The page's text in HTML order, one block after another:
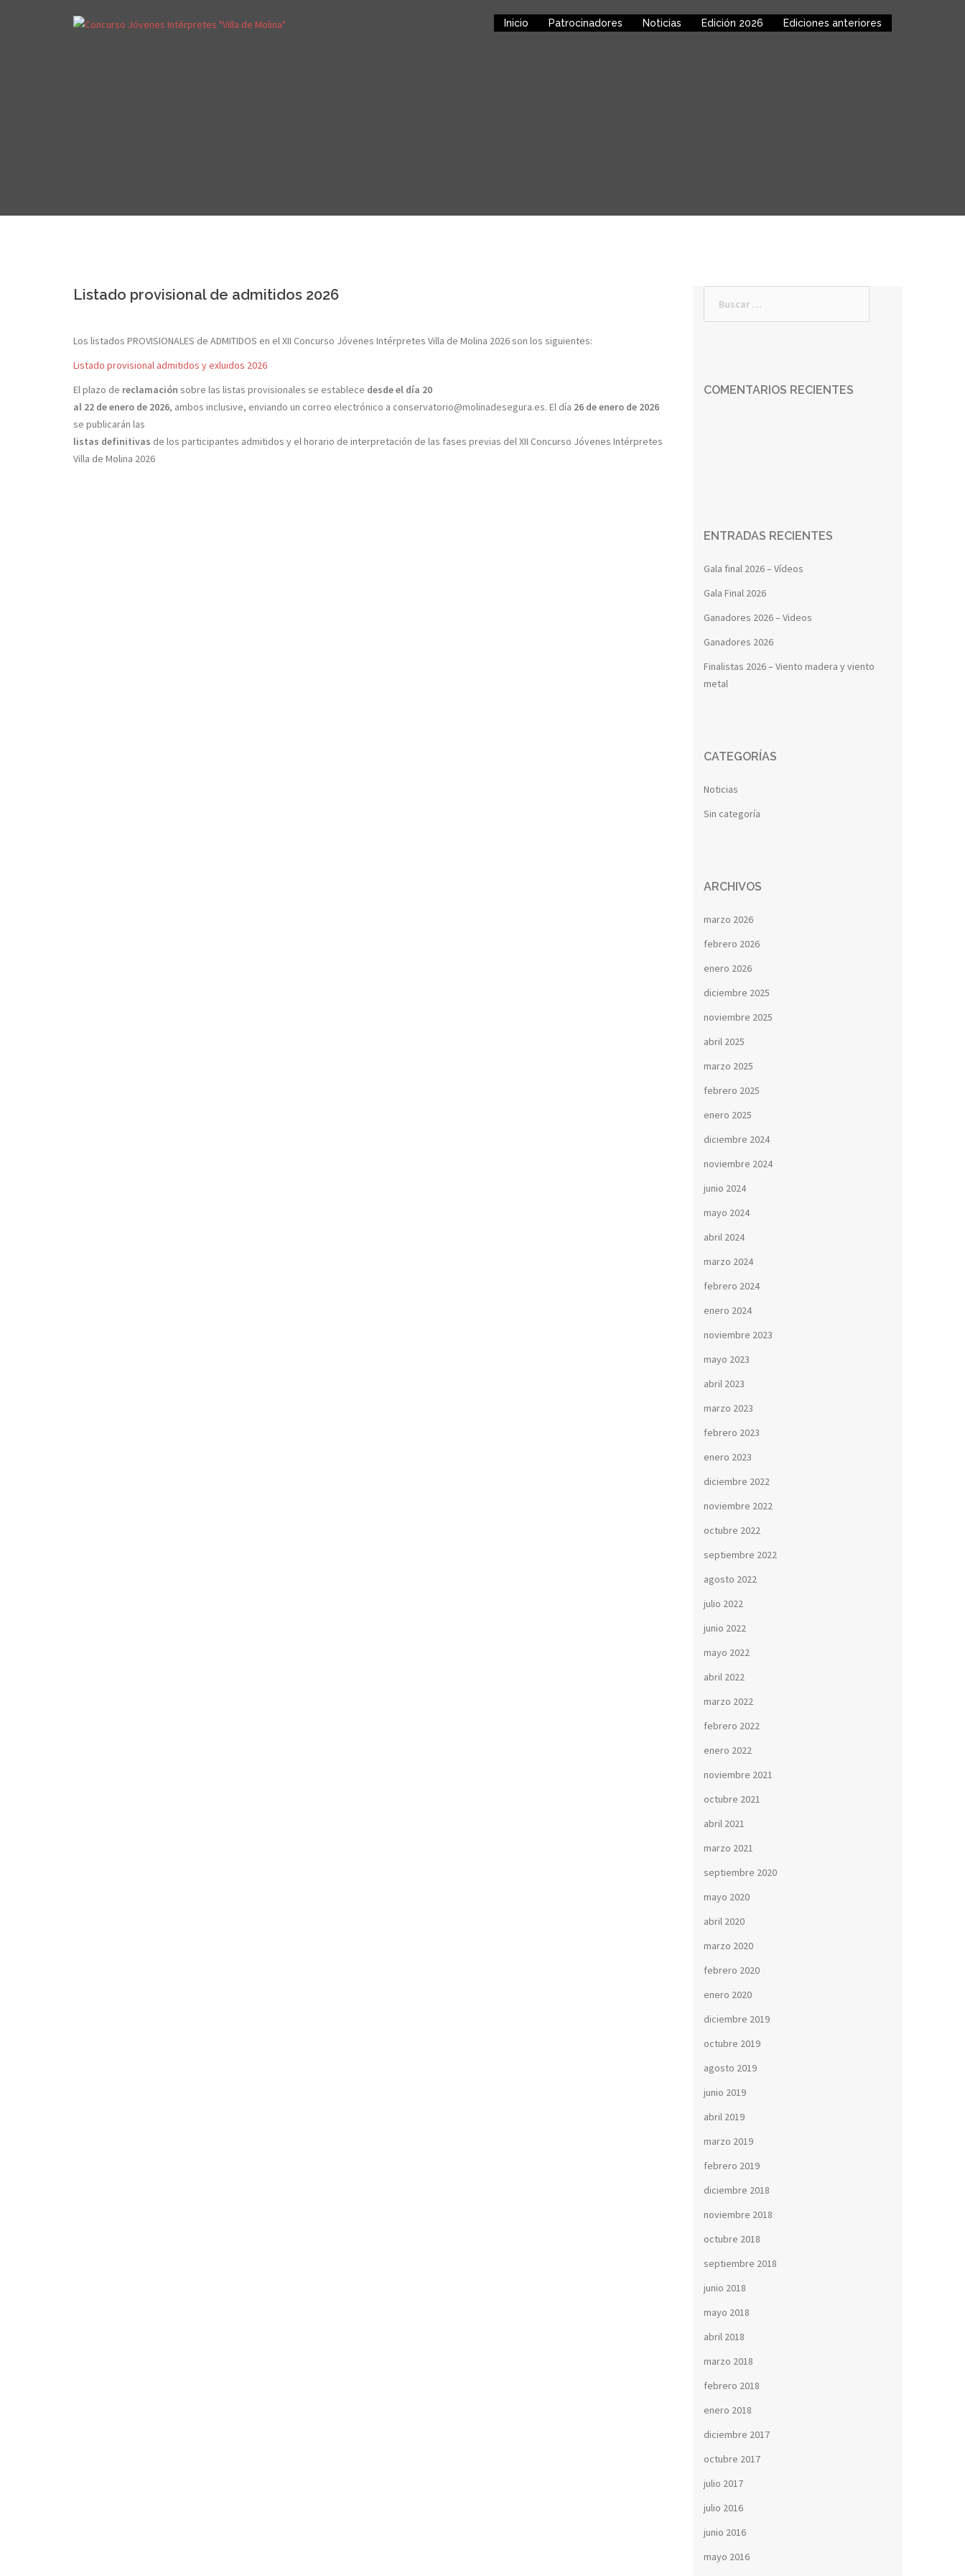
Inicio Patrocinadores Noticias Edición 2026 Ediciones anteriores
Listado provisional de admitidos 2026
Los listados PROVISIONALES de ADMITIDOS en el XII Concurso Jóvenes Intérpretes Villa de Molina 2026 son los siguientes:
Listado provisional admitidos y exluidos 2026
El plazo de reclamación sobre las listas provisionales se establece desde el día 20
al 22 de enero de 2026, ambos inclusive, enviando un correo electrónico a conservatorio@molinadesegura.es. El día 26 de enero de 2026
se publicarán las
listas definitivas de los participantes admitidos y el horario de interpretación de las fases previas del XII Concurso Jóvenes Intérpretes
Villa de Molina 2026
COMENTARIOS RECIENTES
ENTRADAS RECIENTES
Gala final 2026 – Vídeos
Gala Final 2026
Ganadores 2026 – Videos
Ganadores 2026
Finalistas 2026 – Viento madera y viento
metal
CATEGORÍAS
Noticias
Sin categoría
ARCHIVOS
marzo 2026
febrero 2026
enero 2026
diciembre 2025
noviembre 2025
abril 2025
marzo 2025
febrero 2025
enero 2025
diciembre 2024
noviembre 2024
junio 2024
mayo 2024
abril 2024
marzo 2024
febrero 2024
enero 2024
noviembre 2023
mayo 2023
abril 2023
marzo 2023
febrero 2023
enero 2023
diciembre 2022
noviembre 2022
octubre 2022
septiembre 2022
agosto 2022
julio 2022
junio 2022
mayo 2022
abril 2022
marzo 2022
febrero 2022
enero 2022
noviembre 2021
octubre 2021
abril 2021
marzo 2021
septiembre 2020
mayo 2020
abril 2020
marzo 2020
febrero 2020
enero 2020
diciembre 2019
octubre 2019
agosto 2019
junio 2019
abril 2019
marzo 2019
febrero 2019
diciembre 2018
noviembre 2018
octubre 2018
septiembre 2018
junio 2018
mayo 2018
abril 2018
marzo 2018
febrero 2018
enero 2018
diciembre 2017
octubre 2017
julio 2017
julio 2016
junio 2016
mayo 2016